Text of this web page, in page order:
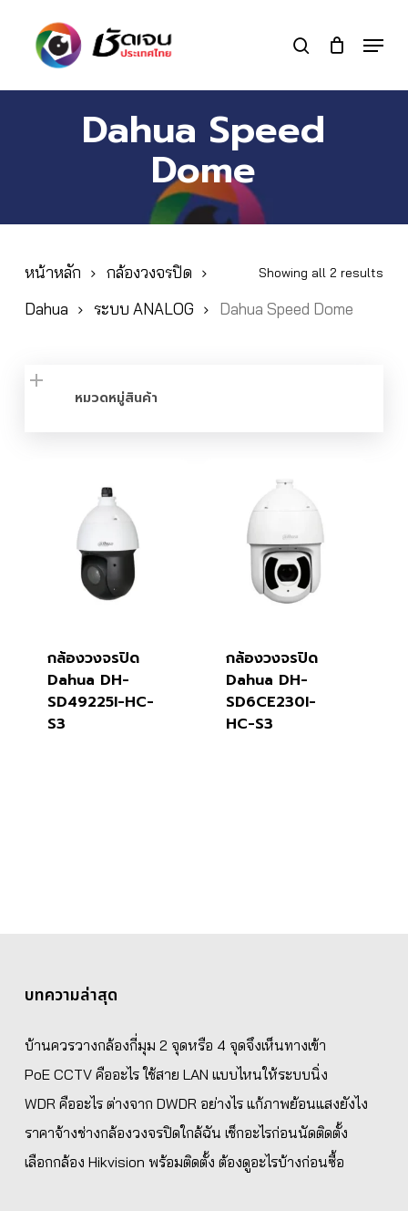
search Menu
Dahua Speed
Dome
Showing all 2 results
หน้าหลัก
กล้องวงจรปิด
Dahua
ระบบ ANALOG Dahua Speed Dome
หมวดหมู่สินค้า
กล้องวงจรปิด
Dahua DH-
SD49225I-HC-
S3
กล้องวงจรปิด
Dahua DH-
SD6CE230I-
HC-S3
บทความล่าสุด
บ้านควรวางกล้องกี่มุม 2 จุดหรือ 4 จุดจึงเห็นทางเข้า
PoE CCTV คืออะไร ใช้สาย LAN แบบไหนให้ระบบนิ่ง
WDR คืออะไร ต่างจาก DWDR อย่างไร แก้ภาพย้อนแสงยังไง
ราคาจ้างช่างกล้องวงจรปิดใกล้ฉัน เช็กอะไรก่อนนัดติดตั้ง
เลือกกล้อง Hikvision พร้อมติดตั้ง ต้องดูอะไรบ้างก่อนซื้อ
Close